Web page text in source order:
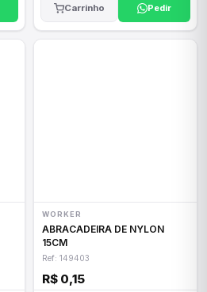
Carrinho Pedir
WORKER
ABRACADEIRA DE NYLON
15CM
Ref: 149403
R$ 0,15